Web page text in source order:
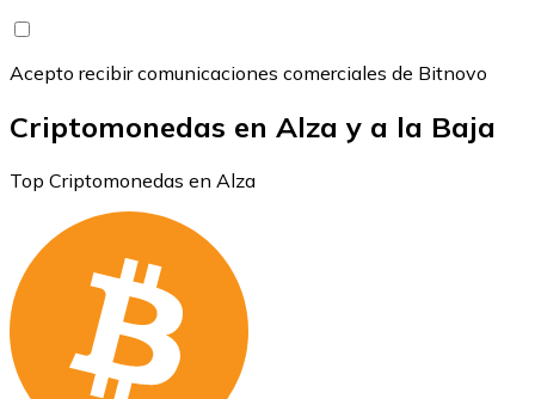
Acepto recibir comunicaciones comerciales de Bitnovo
Criptomonedas en Alza y a la Baja
Top Criptomonedas en Alza